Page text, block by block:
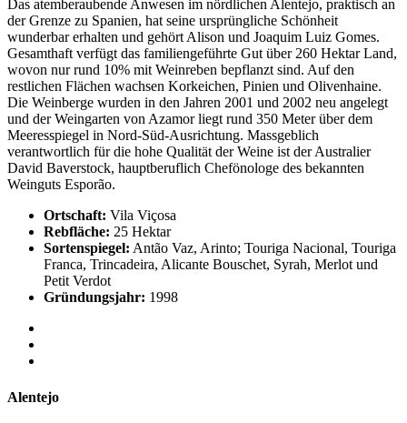
Das atemberaubende Anwesen im nördlichen Alentejo, praktisch an
der Grenze zu Spanien, hat seine ursprüngliche Schönheit
wunderbar erhalten und gehört Alison und Joaquim Luiz Gomes.
Gesamthaft verfügt das familiengeführte Gut über 260 Hektar Land,
wovon nur rund 10% mit Weinreben bepflanzt sind. Auf den
restlichen Flächen wachsen Korkeichen, Pinien und Olivenhaine.
Die Weinberge wurden in den Jahren 2001 und 2002 neu angelegt
und der Weingarten von Azamor liegt rund 350 Meter über dem
Meeresspiegel in Nord-Süd-Ausrichtung. Massgeblich
verantwortlich für die hohe Qualität der Weine ist der Australier
David Baverstock, hauptberuflich Chefönologe des bekannten
Weinguts Esporão.
Ortschaft: Vila Viçosa
Rebfläche: 25 Hektar
Sortenspiegel: Antão Vaz, Arinto; Touriga Nacional, Touriga
Franca, Trincadeira, Alicante Bouschet, Syrah, Merlot und
Petit Verdot
Gründungsjahr: 1998
Alentejo